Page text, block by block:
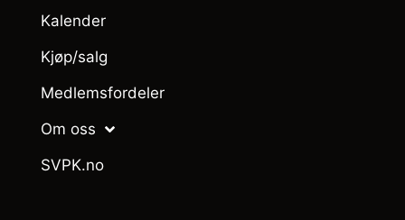
Kalender
Kjøp/salg
Medlemsfordeler
Om oss
SVPK.no